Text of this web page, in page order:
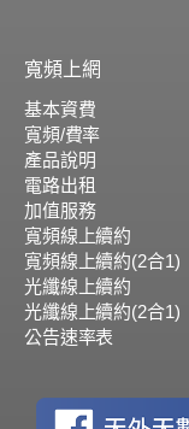
寬頻上網
基本資費
寬頻/費率
產品說明
電路出租
加值服務
寬頻線上續約
寬頻線上續約(2合1)
光纖線上續約
光纖線上續約(2合1)
公告速率表